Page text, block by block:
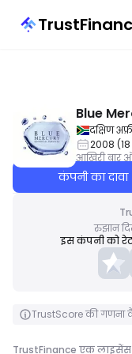
Blue
दक्षिण
2008 (18
आखिरी बार
कंपनी का दावा
रुझान
इस कंपनी को
TrustScore की गणना
TrustFinance एक लाइसेंस